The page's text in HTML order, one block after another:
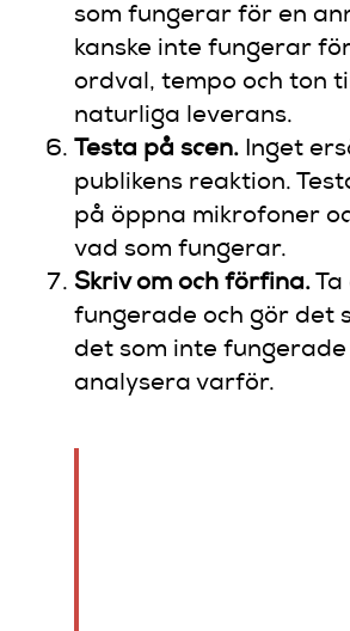
som fungerar för en
kanske inte fungerar
ordval, tempo och ton
naturliga leverans.
Testa på scen. Inget
publikens reaktion.
på öppna mikrofoner
vad som fungerar.
Skriv om och förfina.
fungerade och gör det
det som inte fungerade
analysera varför.